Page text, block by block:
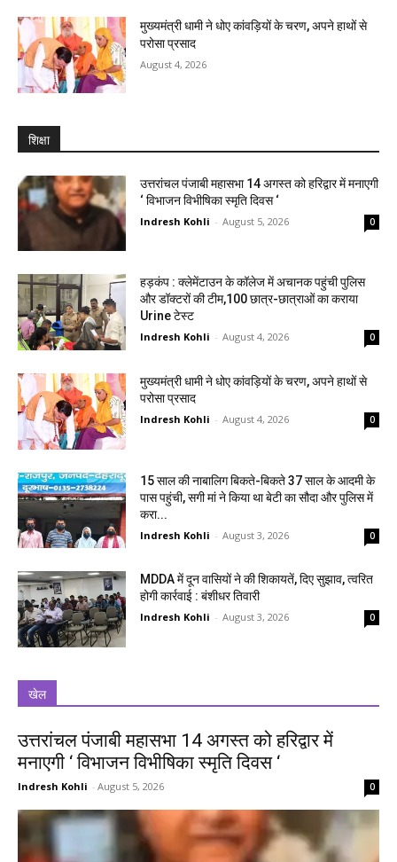
मुख्यमंत्री धामी ने धोए कांवड़ियों के चरण, अपने हाथों से
परोसा प्रसाद
August 4, 2026
शिक्षा
उत्तरांचल पंजाबी महासभा 14 अगस्त को हरिद्वार में मनाएगी
‘ विभाजन विभीषिका स्मृति दिवस ‘
Indresh Kohli - August 5, 2026 0
हड़कंप : क्लेमेंटाउन के कॉलेज में अचानक पहुंची पुलिस
और डॉक्टरों की टीम,100 छात्र-छात्राओं का कराया
Urine टेस्ट
Indresh Kohli - August 4, 2026 0
मुख्यमंत्री धामी ने धोए कांवड़ियों के चरण, अपने हाथों से
परोसा प्रसाद
Indresh Kohli - August 4, 2026 0
15 साल की नाबालिग बिकते-बिकते 37 साल के आदमी के
पास पहुंची, सगी मां ने किया था बेटी का सौदा और पुलिस में
करा...
Indresh Kohli - August 3, 2026 0
MDDA में दून वासियों ने की शिकायतें, दिए सुझाव, त्वरित
होगी कार्रवाई : बंशीधर तिवारी
Indresh Kohli - August 3, 2026 0
खेल
उत्तरांचल पंजाबी महासभा 14 अगस्त को हरिद्वार में
मनाएगी ‘ विभाजन विभीषिका स्मृति दिवस ‘
Indresh Kohli - August 5, 2026 0